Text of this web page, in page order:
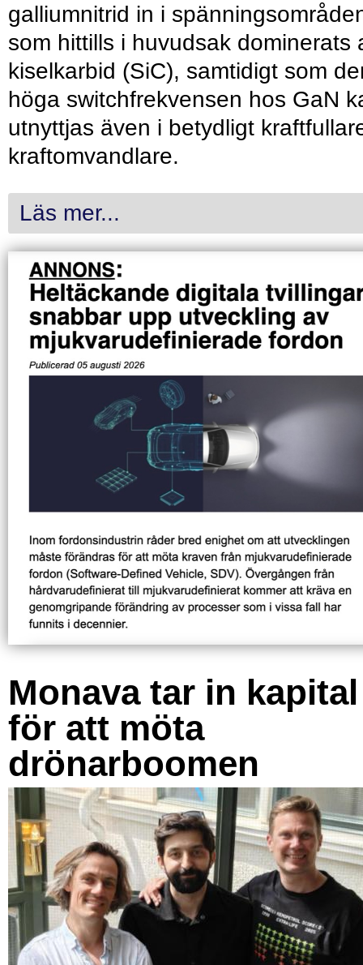
galliumnitrid in i
som hittills i huvudsak dominerats
kiselkarbid (SiC), samtidigt som
höga switchfrekvensen hos GaN
utnyttjas även i betydligt
kraftomvandlare.
Läs mer...
Monava tar in kapital
för att möta
drönarboomen